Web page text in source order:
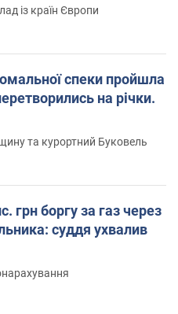
із країн Європи
спеки пройшла
на річки.
та курортний Буковель
грн боргу за газ через
суддя ухвалив